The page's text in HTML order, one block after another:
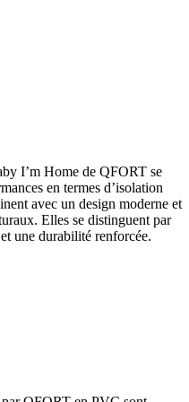
I’m Home de QFORT se
en termes d’isolation
avec un design moderne et
Elles se distinguent par
une durabilité renforcée.